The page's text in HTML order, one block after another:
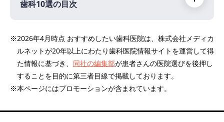
歯科10選の目次
北熊本おはな歯科・矯正歯科クリニック PR
熊本サニースマイル矯正歯科
くらた歯科クリニック
リニック
※2026年4月時点 おすすめしたい歯科医院は、株式会社メディカ
ルネットが20年以上にわたり歯科医院情報サイトを運営して得
た情報に基づき、 同社の編集部が患者さんの医院選びを後押し
することを目的に第三者目線で掲載しております。
※本ページにはプロモーションが含まれています。